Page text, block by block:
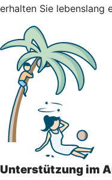
erhalten Sie lebenslang
Unterstützung im